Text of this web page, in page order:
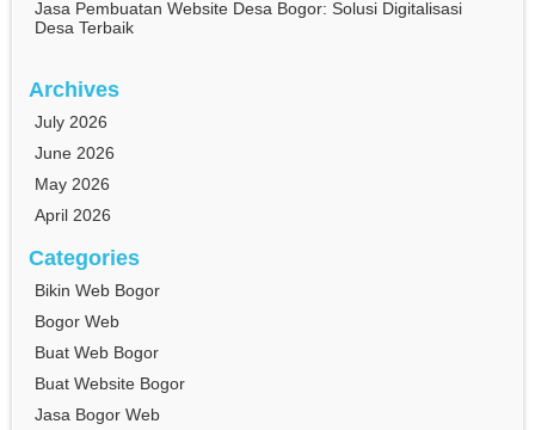
Jasa Pembuatan Website Desa Bogor: Solusi Digitalisasi
Desa Terbaik
Archives
July 2026
June 2026
May 2026
April 2026
Categories
Bikin Web Bogor
Bogor Web
Buat Web Bogor
Buat Website Bogor
Jasa Bogor Web